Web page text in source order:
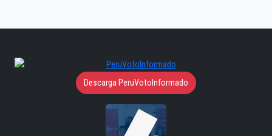
Descarga PeruVotoInformado